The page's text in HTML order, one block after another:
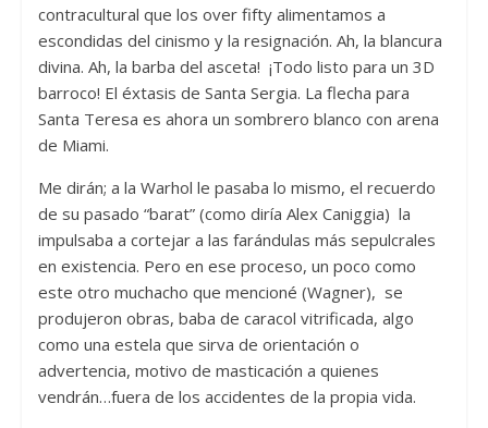
contracultural que los over fifty alimentamos a
escondidas del cinismo y la resignación. Ah, la blancura
divina. Ah, la barba del asceta! ¡Todo listo para un 3D
barroco! El éxtasis de Santa Sergia. La flecha para
Santa Teresa es ahora un sombrero blanco con arena
de Miami.
Me dirán; a la Warhol le pasaba lo mismo, el recuerdo
de su pasado “barat” (como diría Alex Caniggia) la
impulsaba a cortejar a las farándulas más sepulcrales
en existencia. Pero en ese proceso, un poco como
este otro muchacho que mencioné (Wagner), se
produjeron obras, baba de caracol vitrificada, algo
como una estela que sirva de orientación o
advertencia, motivo de masticación a quienes
vendrán…fuera de los accidentes de la propia vida.